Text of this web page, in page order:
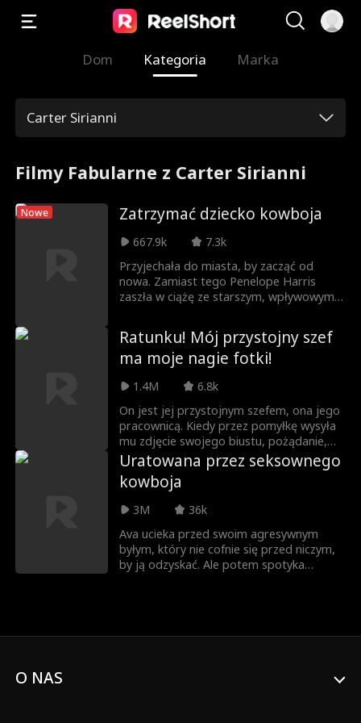
Dom Kategoria Marka
Carter Sirianni
Filmy Fabularne z Carter Sirianni
Nowe Zatrzymać dziecko kowboja
667.9k
7.3k
Przyjechała do miasta, by zacząć od
nowa. Zamiast tego Penelope Harris
zaszła w ciążę ze starszym, wpływowym
Grantem – surowym kowbojem i
właścicielem rancza, na którym pracuje.
Teraz Penelope znalazła się między
świat, a byłym, który pragnie patrzeć, jak
to ona płonie.
Ratunku! Mój przystojny szef
ma moje nagie fotki!
1.4M
6.8k
On jest jej przystojnym szefem, ona jego
pracownicą. Kiedy przez pomyłkę wysyła
mu zdjęcie swojego biustu, pożądanie,
skandal i tajemnice wywracają do góry
nogami życie w biurze – i jej uczucia.
Uratowana przez seksownego
kowboja
3M
36k
Ava ucieka przed swoim agresywnym
byłym, który nie cofnie się przed niczym,
by ją odzyskać. Ale potem spotyka
będzie miała na to szansę?
O NAS